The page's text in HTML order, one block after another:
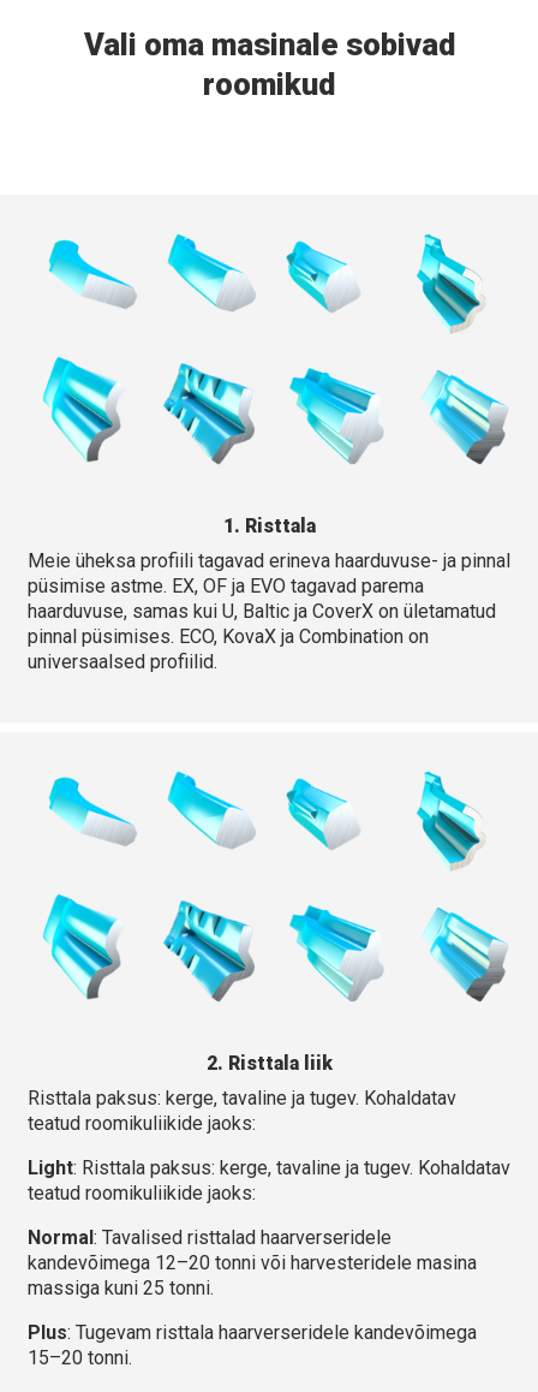
RUSSIAN
NORTH AMERICA
Vali oma masinale sobivad
roomikud
1. Risttala
Meie üheksa profiili tagavad erineva haarduvuse- ja pinnal
püsimise astme. EX, OF ja EVO tagavad parema
haarduvuse, samas kui U, Baltic ja CoverX on ületamatud
pinnal püsimises. ECO, KovaX ja Combination on
universaalsed profiilid.
2. Risttala liik
Risttala paksus: kerge, tavaline ja tugev. Kohaldatav
teatud roomikuliikide jaoks:
Light: Risttala paksus: kerge, tavaline ja tugev. Kohaldatav
teatud roomikuliikide jaoks:
Normal: Tavalised risttalad haarverseridele
kandevõimega 12–20 tonni või harvesteridele masina
massiga kuni 25 tonni.
Plus: Tugevam risttala haarverseridele kandevõimega
15–20 tonni.